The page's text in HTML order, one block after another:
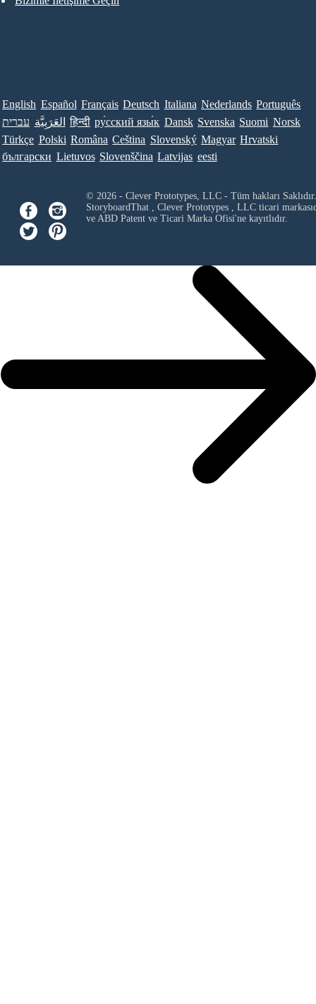
English Español Français Deutsch Italiana Nederlands Português
עברית العَرَبِيَّة हिन्दी ру́сский язы́к Dansk Svenska Suomi Norsk
Türkçe Polski Româna Ceština Slovenský Magyar Hrvatski
български Lietuvos Slovenščina Latvijas eesti
© 2026 - Clever Prototypes, LLC - Tüm hakları Saklıdır.
StoryboardThat , Clever Prototypes , LLCticari
ve ABD Patent ve Ticari Marka Ofisi'ne kayıtlıdır.